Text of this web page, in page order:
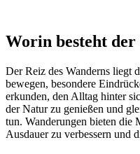
Worin besteht der
Der Reiz des Wanderns liegt
bewegen, besondere
erkunden, den Alltag hinter
der Natur zu genießen und
tun. Wanderungen bieten die
Ausdauer zu verbessern und